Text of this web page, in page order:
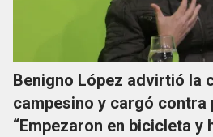
Benigno López advirtió la
campesino y cargó contra
“Empezaron en bicicleta y